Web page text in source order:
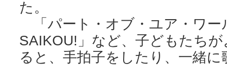
た。
「パート・オブ・ユア・ワー
SAIKOU!」など、子どもたち
ると、手拍子をしたり、一緒